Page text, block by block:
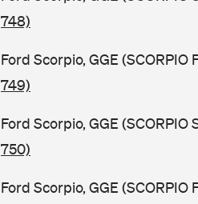
748)
Ford Scorpio, GGE
749)
Ford Scorpio, GGE
750)
Ford Scorpio, GGE